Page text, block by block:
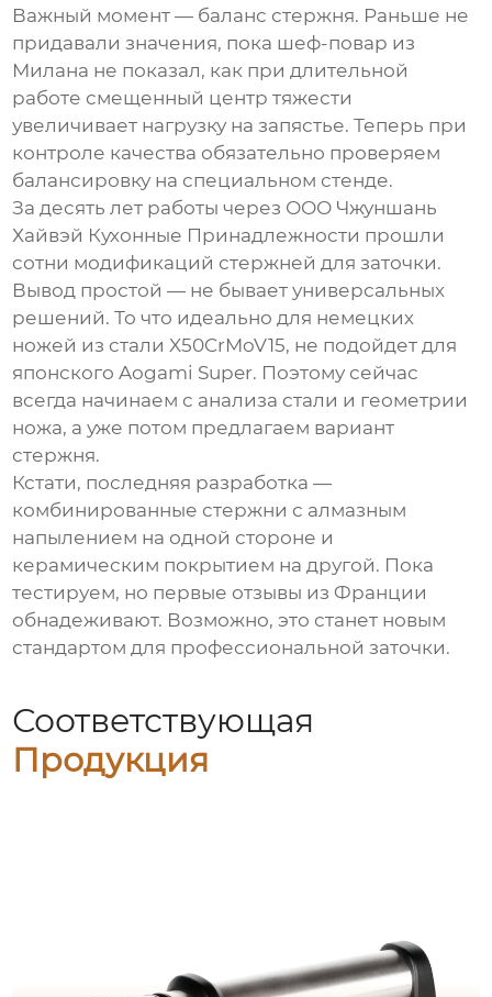
Важный момент — баланс стержня. Раньше не
придавали значения, пока шеф-повар из
Милана не показал, как при длительной
работе смещенный центр тяжести
увеличивает нагрузку на запястье. Теперь при
контроле качества обязательно проверяем
балансировку на специальном стенде.
За десять лет работы через ООО Чжуншань
Хайвэй Кухонные Принадлежности прошли
сотни модификаций стержней для заточки.
Вывод простой — не бывает универсальных
решений. То что идеально для немецких
ножей из стали X50CrMoV15, не подойдет для
японского Aogami Super. Поэтому сейчас
всегда начинаем с анализа стали и геометрии
ножа, а уже потом предлагаем вариант
стержня.
Кстати, последняя разработка —
комбинированные стержни с алмазным
напылением на одной стороне и
керамическим покрытием на другой. Пока
тестируем, но первые отзывы из Франции
обнадеживают. Возможно, это станет новым
стандартом для профессиональной заточки.
Соответствующая
Продукция